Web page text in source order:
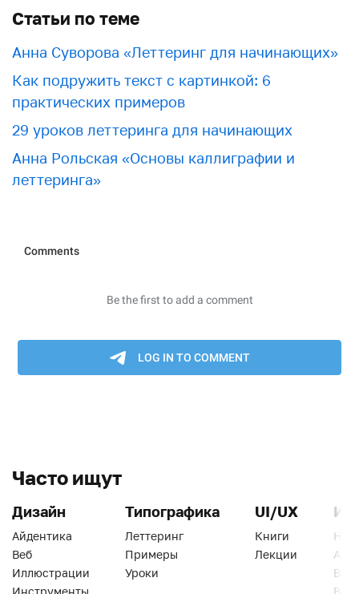
Статьи по теме
Анна Суворова «Леттеринг для начинающих»
Как подружить текст с картинкой: 6
практических примеров
29 уроков леттеринга для начинающих
Анна Рольская «Основы каллиграфии и
леттеринга»
Часто ищут
Дизайн
Айдентика
Веб
Иллюстрации
Инструменты
Типографика
Леттеринг
Примеры
Уроки
UI/UX
Книги
Лекции
Веб